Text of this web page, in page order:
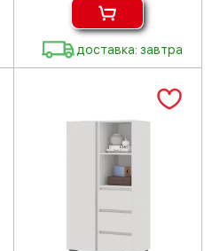
доставка: завтра